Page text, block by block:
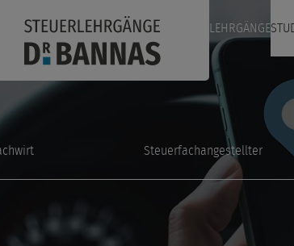
LEHRGÄNGE
Steuerfachangestellter